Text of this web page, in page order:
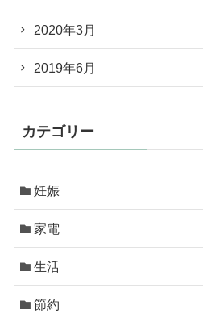
2020年3月
2019年6月
カテゴリー
妊娠
家電
生活
節約